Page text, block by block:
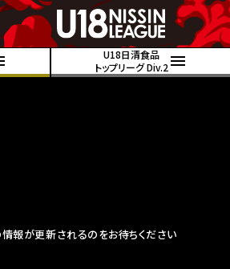
U18日清食品
トップリーグ Div.2
報が更新されるのをお待ちください